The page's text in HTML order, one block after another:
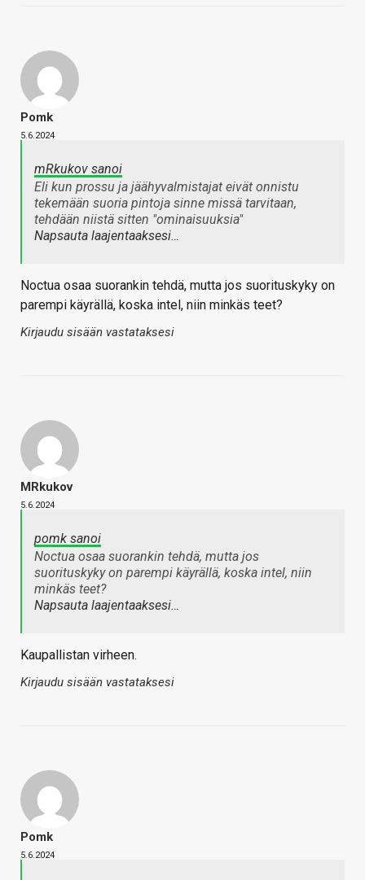
Pomk
5.6.2024
mRkukov sanoi
Eli kun prossu ja jäähyvalmistajat eivät onnistu
tekemään suoria pintoja sinne missä tarvitaan,
tehdään niistä sitten "ominaisuuksia"
Napsauta laajentaaksesi…
Noctua osaa suorankin tehdä, mutta jos suorituskyky on
parempi käyrällä, koska intel, niin minkäs teet?
Kirjaudu sisään vastataksesi
MRkukov
5.6.2024
pomk sanoi
Noctua osaa suorankin tehdä, mutta jos
suorituskyky on parempi käyrällä, koska intel, niin
minkäs teet?
Napsauta laajentaaksesi…
Kaupallistan virheen.
Kirjaudu sisään vastataksesi
Pomk
5.6.2024